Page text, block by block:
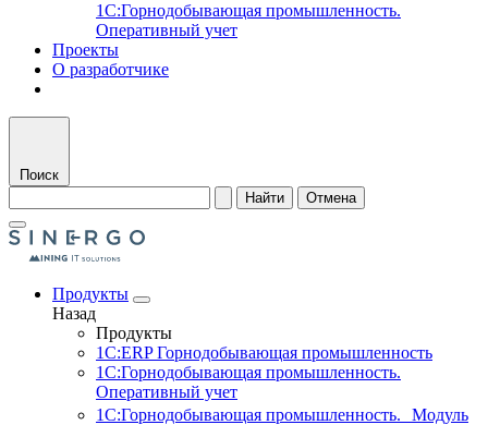
1С:Горнодобывающая промышленность.
Оперативный учет
Проекты
О разработчике
Поиск
Найти
Отмена
Продукты
Назад
Продукты
1С:ERP Горнодобывающая промышленность
1С:Горнодобывающая промышленность.
Оперативный учет
1С:Горнодобывающая промышленность. Модуль